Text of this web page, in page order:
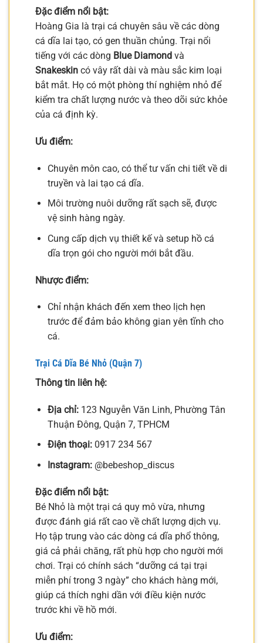
Đặc điểm nổi bật:
Hoàng Gia là trại cá chuyên sâu về các dòng
cá dĩa lai tạo, có gen thuần chủng. Trại nổi
tiếng với các dòng Blue Diamond và
Snakeskin có vây rất dài và màu sắc kim loại
bắt mắt. Họ có một phòng thí nghiệm nhỏ để
kiểm tra chất lượng nước và theo dõi sức khỏe
của cá định kỳ.
Ưu điểm:
Chuyên môn cao, có thể tư vấn chi tiết về di
truyền và lai tạo cá dĩa.
Môi trường nuôi dưỡng rất sạch sẽ, được
vệ sinh hàng ngày.
Cung cấp dịch vụ thiết kế và setup hồ cá
dĩa trọn gói cho người mới bắt đầu.
Nhược điểm:
Chỉ nhận khách đến xem theo lịch hẹn
trước để đảm bảo không gian yên tĩnh cho
cá.
Trại Cá Dĩa Bé Nhỏ (Quận 7)
Thông tin liên hệ:
Địa chỉ:123 Nguyễn Văn Linh, Phường Tân
Thuận Đông, Quận 7, TPHCM
Điện thoại:0917 234 567
Instagram:@bebeshop_discus
Đặc điểm nổi bật:
Bé Nhỏ là một trại cá quy mô vừa, nhưng
được đánh giá rất cao về chất lượng dịch vụ.
Họ tập trung vào các dòng cá dĩa phổ thông,
giá cả phải chăng, rất phù hợp cho người mới
chơi. Trại có chính sách “dưỡng cá tại trại
miễn phí trong 3 ngày” cho khách hàng mới,
giúp cá thích nghi dần với điều kiện nước
trước khi về hồ mới.
Ưu điểm: